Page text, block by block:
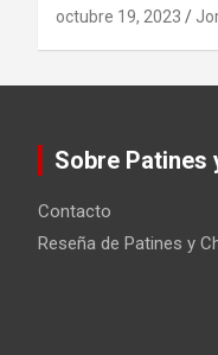
octubre 19, 2023
Sobre Patines
Contacto
Reseña de Patines y